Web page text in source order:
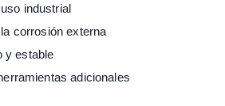
industrial
corrosión externa
y estable
adicionales